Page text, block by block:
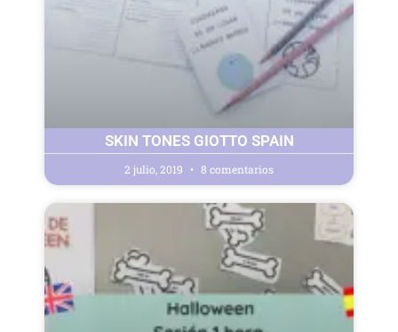
SKIN TONES GIOTTO SPAIN
2 julio, 2019 8 comentarios